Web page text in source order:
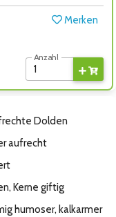
Merken
Anzahl
Dolden
aufrecht
Kerne giftig
humoser, kalkarmer